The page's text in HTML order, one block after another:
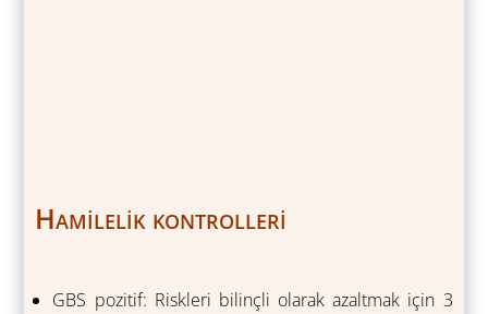
Hamilelik kontrolleri
GBS pozitif: Riskleri bilinçli olarak azaltmak için 3